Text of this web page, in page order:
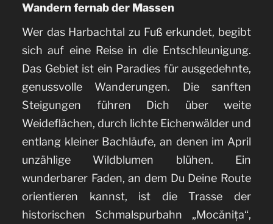
Wandern fernab der Massen
Wer das Harbachtal zu Fuß erkundet, begibt
sich auf eine Reise in die Entschleunigung.
Das Gebiet ist ein Paradies für ausgedehnte,
genussvolle Wanderungen. Die sanften
Steigungen führen Dich über weite
Weideflächen, durch lichte Eichenwälder und
entlang kleiner Bachläufe, an denen im April
unzählige Wildblumen blühen. Ein
wunderbarer Faden, an dem Du Deine Route
orientieren kannst, ist die Trasse der
historischen Schmalspurbahn „Mocănița“,